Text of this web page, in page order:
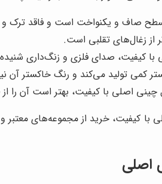
سطح صاف و یکنواخت است و فاقد ترک
از زغال‌های تقلبی است.
با کیفیت، صدای فلزی و زنگ‌داری
کمی تولید می‌کند و رنگ خاکستر آن
چینی اصلی با کیفیت، بهتر است آن را
با کیفیت، خرید از مجموعه‌های معتبر
اصلی